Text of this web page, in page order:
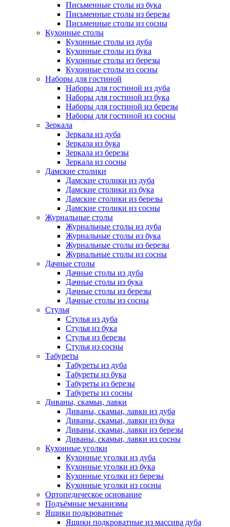
Письменные столы из бука
Письменные столы из березы
Письменные столы из сосны
Кухонные столы
Кухонные столы из дуба
Кухонные столы из бука
Кухонные столы из березы
Кухонные столы из сосны
Наборы для гостиной
Наборы для гостиной из дуба
Наборы для гостиной из бука
Наборы для гостиной из березы
Наборы для гостиной из сосны
Зеркала
Зеркала из дуба
Зеркала из бука
Зеркала из березы
Зеркала из сосны
Дамские столики
Дамские столики из дуба
Дамские столики из бука
Дамские столики из березы
Дамские столики из сосны
Журнальные столы
Журнальные столы из дуба
Журнальные столы из бука
Журнальные столы из березы
Журнальные столы из сосны
Дачные столы
Дачные столы из дуба
Дачные столы из бука
Дачные столы из березы
Дачные столы из сосны
Стулья
Стулья из дуба
Стулья из бука
Стулья из березы
Стулья из сосны
Табуреты
Табуреты из дуба
Табуреты из бука
Табуреты из березы
Табуреты из сосны
Диваны, скамьи, лавки
Диваны, скамьи, лавки из дуба
Диваны, скамьи, лавки из бука
Диваны, скамьи, лавки из березы
Диваны, скамьи, лавки из сосны
Кухонные уголки
Кухонные уголки из дуба
Кухонные уголки из бука
Кухонные уголки из березы
Кухонные уголки из сосны
Ортопедическое основание
Подъёмные механизмы
Ящики подкроватные
Ящики подкроватные из массива дуба